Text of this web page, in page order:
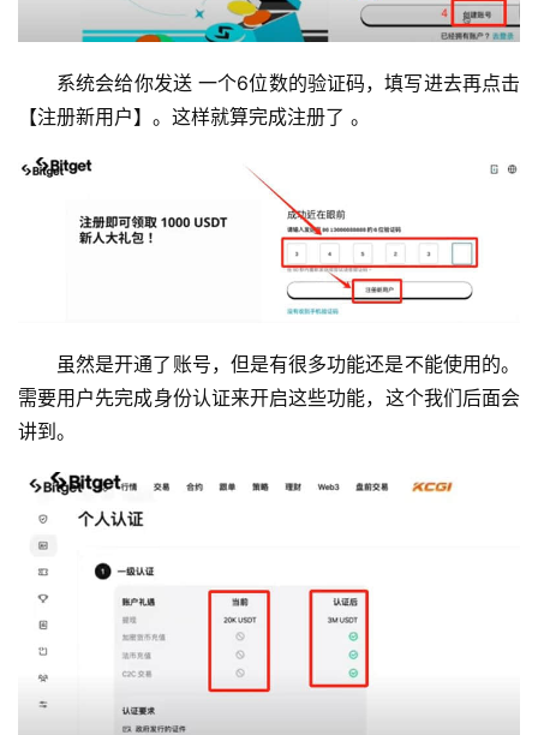
系统会给你发送 一个6位数的验证码，填写进去再点击
【注册新用户】。这样就算完成注册了 。
虽然是开通了账号，但是有很多功能还是不能使用的。
需要用户先完成身份认证来开启这些功能，这个我们后面会
讲到。